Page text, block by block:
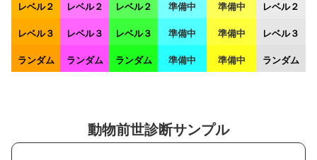
レベル２ レベル２ レベル２ 準備中 準備中 レベル２
レベル３ レベル３ レベル３ 準備中 準備中 レベル３
ランダム ランダム ランダム 準備中 準備中 ランダム
動物前世診断サンプル